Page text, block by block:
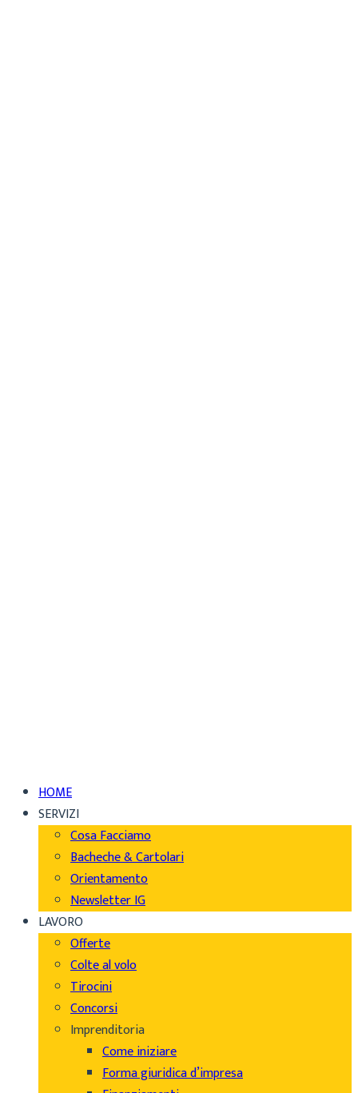
HOME
SERVIZI
Cosa Facciamo
Bacheche & Cartolari
Orientamento
Newsletter IG
LAVORO
Offerte
Colte al volo
Tirocini
Concorsi
Imprenditoria
Come iniziare
Forma giuridica d’impresa